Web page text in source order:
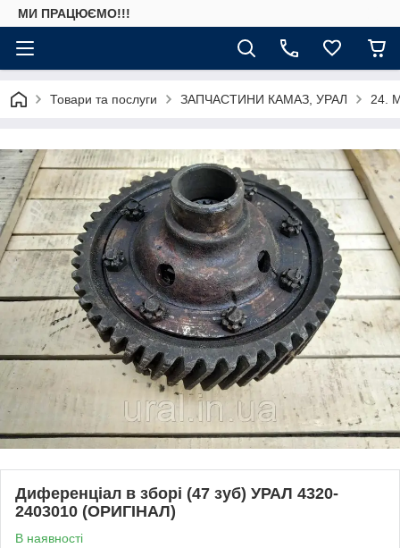
МИ ПРАЦЮЄМО!!!
Товари та послуги ЗАПЧАСТИНИ КАМАЗ, УРАЛ 24.
Диференціал в зборі (47 зуб) УРАЛ 4320-
2403010 (ОРИГІНАЛ)
В наявності